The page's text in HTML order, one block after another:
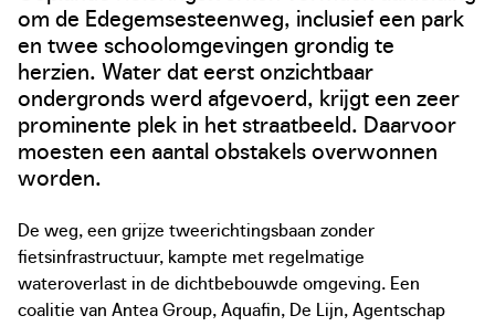
om de Edegemsesteenweg, inclusief een park
en twee schoolomgevingen grondig te
herzien. Water dat eerst onzichtbaar
ondergronds werd afgevoerd, krijgt een zeer
prominente plek in het straatbeeld. Daarvoor
moesten een aantal obstakels overwonnen
worden.
De weg, een grijze tweerichtingsbaan zonder
fietsinfrastructuur, kampte met regelmatige
wateroverlast in de dichtbebouwde omgeving. Een
coalitie van Antea Group, Aquafin, De Lijn, Agentschap